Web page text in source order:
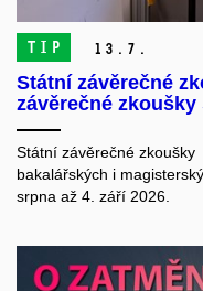
TIP 13. 7.
Státní závěrečné
závěrečné zkoušky
Státní závěrečné
bakalářských i
srpna až 4. září 2026.